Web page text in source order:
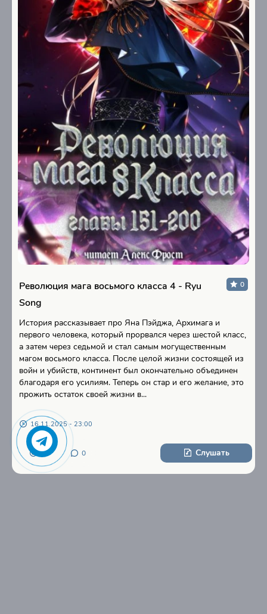
Революция мага восьмого класса 4 - Ryu
Song
0
История рассказывает про Яна Пэйджа, Архимага и
первого человека, который прорвался через шестой класс,
а затем через седьмой и стал самым могущественным
магом восьмого класса. После целой жизни состоящей из
войн и убийств, континент был окончательно объединен
благодаря его усилиям. Теперь он стар и его желание, это
прожить остаток своей жизни в...
16.11.2025 - 23:00
8 0 Слушать